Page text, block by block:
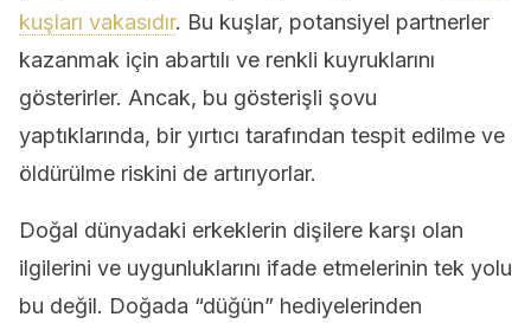
kuşları vakasıdır. Bu kuşlar, potansiyel partnerler
kazanmak için abartılı ve renkli kuyruklarını
gösterirler. Ancak, bu gösterişli şovu
yaptıklarında, bir yırtıcı tarafından tespit edilme ve
öldürülme riskini de artırıyorlar.
Doğal dünyadaki erkeklerin dişilere karşı olan
ilgilerini ve uygunluklarını ifade etmelerinin tek yolu
bu değil. Doğada “düğün” hediyelerinden